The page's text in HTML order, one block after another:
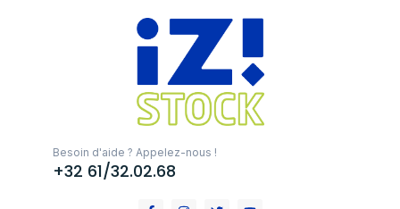
Besoin d'aide ? Appelez-nous !
+32 61/32.02.68